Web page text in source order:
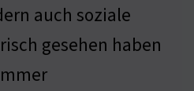
auch soziale
gesehen haben